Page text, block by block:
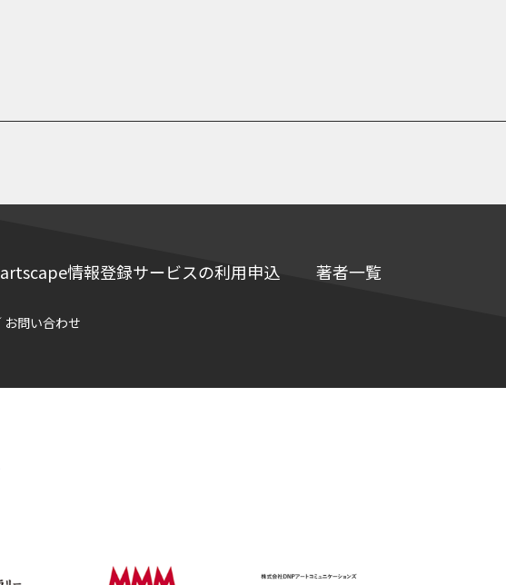
artscape情報登録サービスの利用申込 著者一覧
お問い合わせ